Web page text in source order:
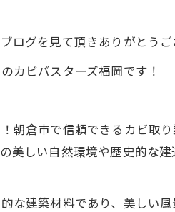
ログを見て頂きありがとうご
カビバスターズ福岡です！
朝倉市で信頼できるカビ取
美しい自然環境や歴史的な
な建築材料であり、美しい